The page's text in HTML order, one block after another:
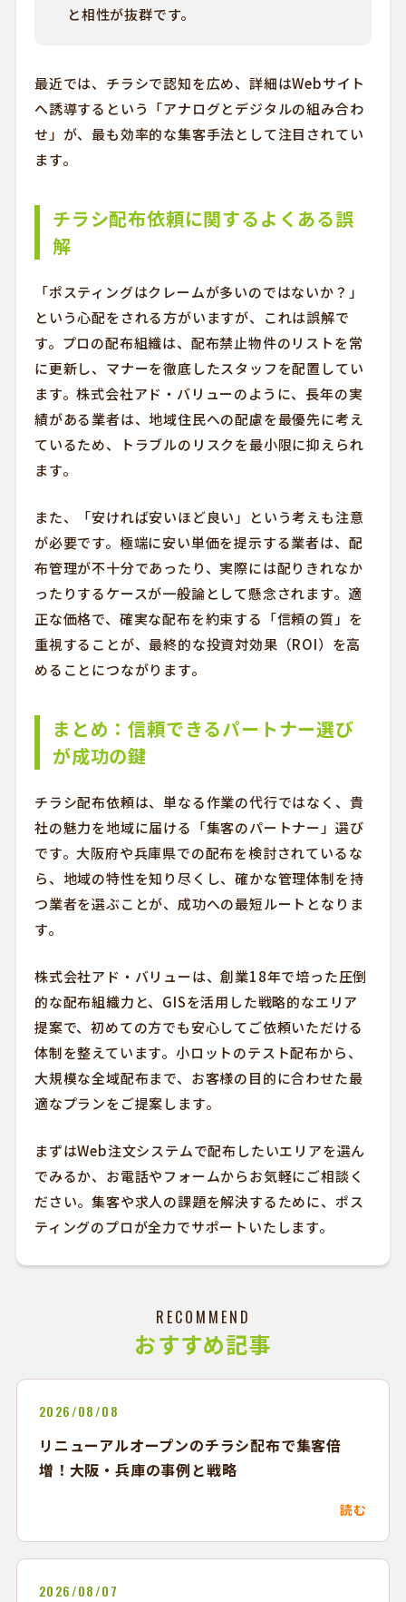
と相性が抜群です。
最近では、チラシで認知を広め、詳細はWebサイト
へ誘導するという「アナログとデジタルの組み合わ
せ」が、最も効率的な集客手法として注目されてい
ます。
チラシ配布依頼に関するよくある誤
解
「ポスティングはクレームが多いのではないか？」
という心配をされる方がいますが、これは誤解で
す。プロの配布組織は、配布禁止物件のリストを常
に更新し、マナーを徹底したスタッフを配置してい
ます。株式会社アド・バリューのように、長年の実
績がある業者は、地域住民への配慮を最優先に考え
ているため、トラブルのリスクを最小限に抑えられ
ます。
また、「安ければ安いほど良い」という考えも注意
が必要です。極端に安い単価を提示する業者は、配
布管理が不十分であったり、実際には配りきれなか
ったりするケースが一般論として懸念されます。適
正な価格で、確実な配布を約束する「信頼の質」を
重視することが、最終的な投資対効果（ROI）を高
めることにつながります。
まとめ：信頼できるパートナー選び
が成功の鍵
チラシ配布依頼は、単なる作業の代行ではなく、貴
社の魅力を地域に届ける「集客のパートナー」選び
です。大阪府や兵庫県での配布を検討されているな
ら、地域の特性を知り尽くし、確かな管理体制を持
つ業者を選ぶことが、成功への最短ルートとなりま
す。
株式会社アド・バリューは、創業18年で培った圧倒
的な配布組織力と、GISを活用した戦略的なエリア
提案で、初めての方でも安心してご依頼いただける
体制を整えています。小ロットのテスト配布から、
大規模な全域配布まで、お客様の目的に合わせた最
適なプランをご提案します。
まずはWeb注文システムで配布したいエリアを選ん
でみるか、お電話やフォームからお気軽にご相談く
ださい。集客や求人の課題を解決するために、ポス
ティングのプロが全力でサポートいたします。
RECOMMEND
おすすめ記事
2026/08/08
リニューアルオープンのチラシ配布で集客倍
増！大阪・兵庫の事例と戦略
読む
2026/08/07